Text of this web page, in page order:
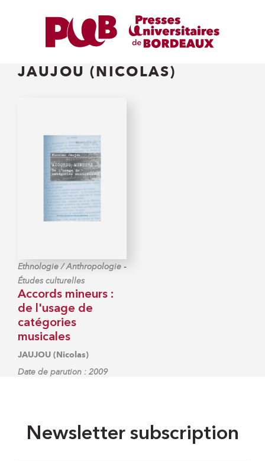
JAUJOU (NICOLAS)
Ethnologie / Anthropologie -
Études culturelles
Accords mineurs :
de l'usage de
catégories
musicales
JAUJOU (Nicolas)
Date de parution : 2009
Newsletter subscription